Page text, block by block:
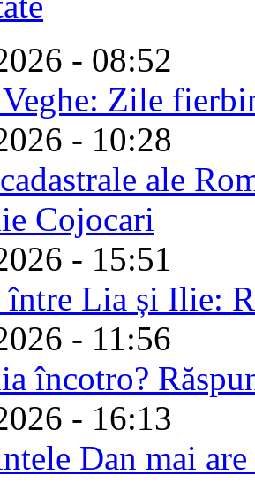
- 08:52
Veghe: Zile
- 10:28
ale
Cojocari
- 15:51
între Lia și Ilie:
- 11:56
încotro?
- 16:13
Dan mai